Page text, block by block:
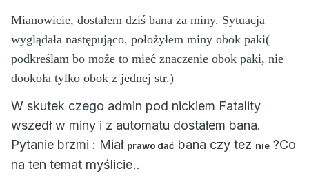
Mianowicie, dostałem dziś bana za miny. Sytuacja
wyglądała następująco, położyłem miny obok paki(
podkreślam bo może to mieć znaczenie obok paki, nie
dookoła tylko obok z jednej str.)
W skutek czego admin pod nickiem Fatality
wszedł w miny i z automatu dostałem bana.
Pytanie brzmi : Miał prawo dać bana czy tez nie ?Co
na ten temat myślicie..